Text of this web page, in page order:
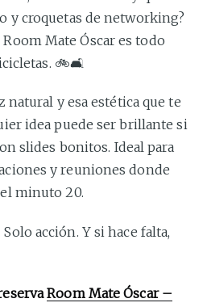
y croquetas de networking?
Room Mate Óscar es todo
🚲🛋️
natural y esa estética que te
idea puede ser brillante si
slides bonitos. Ideal para
y reuniones donde
minuto 20.
acción. Y si hace falta,
Room Mate Óscar –